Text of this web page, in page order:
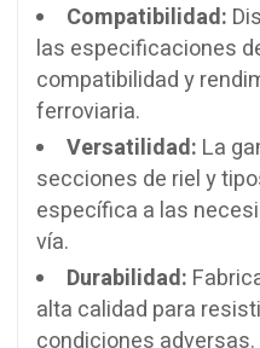
Compatibilidad:
las especificaciones
compatibilidad y
ferroviaria.
Versatilidad: La
secciones de riel y
específica a las
vía.
Durabilidad:
alta calidad para
condiciones adversas.